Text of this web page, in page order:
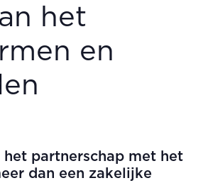
het
en
partnerschap met het
dan een zakelijke